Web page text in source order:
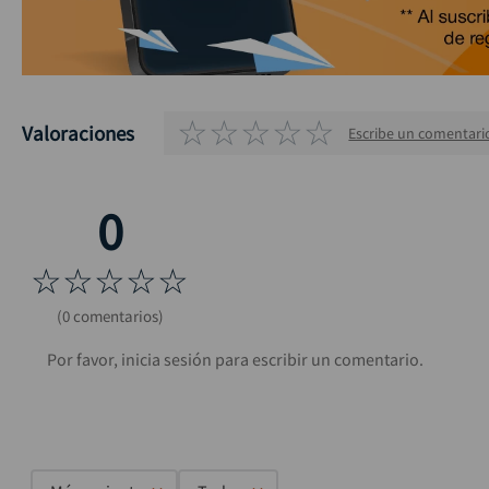
Valoraciones ☆☆☆☆☆ Escribe un
☆☆☆☆☆
(0 comentarios)